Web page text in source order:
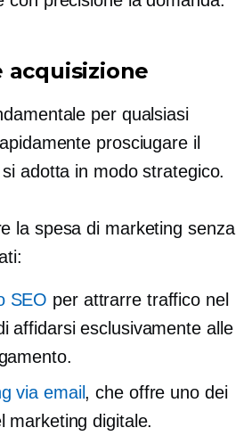
acquisizione
per qualsiasi
prosciugare il
adotta in modo strategico.
la spesa di marketing senza
SEO per attrarre traffico nel
affidarsi esclusivamente alle
via email, che offre uno dei
marketing digitale.